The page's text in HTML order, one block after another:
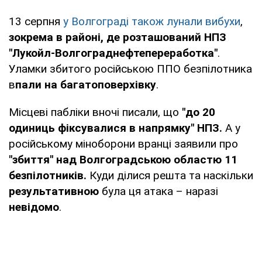
13 серпня у Волгограді також лунали вибухи,
зокрема в районі, де розташований НПЗ
"Лукойл-Волгограднефтепереработка".
Уламки збитого російською ППО безпілотника
впали на багатоповерхівку.
Місцеві пабліки вночі писали, що "до 20
одиниць фіксувалися в напрямку" НПЗ. А у
російському міноборони вранці заявили про
"збиття" над Волгоградською областю 11
безпілотників. Куди ділися решта та наскільки
результативною була ця атака – наразі
невідомо.